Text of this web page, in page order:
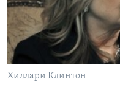
Learning English
СОЦИАЛЬНЫЕ СЕТИ
Хиллари Клинтон